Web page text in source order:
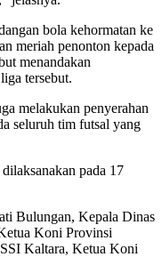
bola kehormatan ke
meriah penonton kepada
menandakan
tersebut.
melakukan penyerahan
seluruh tim futsal yang
pada 17
Bulungan, Kepala Dinas
Koni Provinsi
Kaltara, Ketua Koni